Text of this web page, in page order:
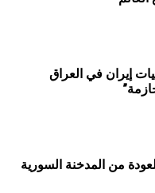
إيران في العراق
من المدخنة السورية